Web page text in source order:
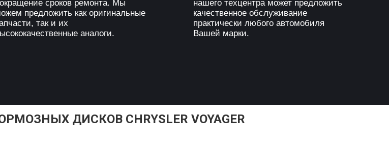
сроков ремонта. Мы
предложить как оригинальные
так и их
аналоги.
нашего техцентра может предложить
качественное обслуживание
практически любого автомобиля
Вашей марки.
ДИСКОВ CHRYSLER VOYAGER